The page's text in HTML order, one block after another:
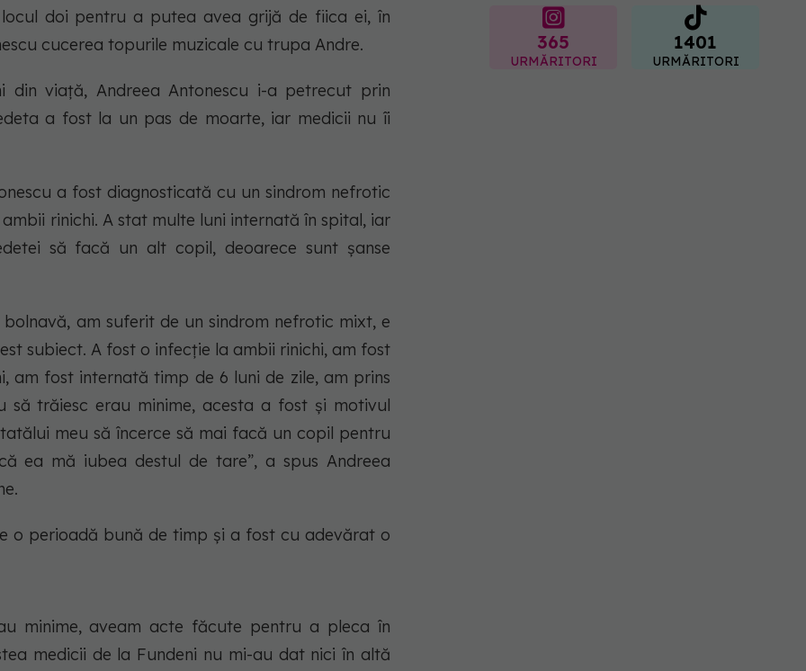
doi pentru a putea avea grijă de fiica ei, în
cucerea topurile muzicale cu trupa Andre.
viață, Andreea Antonescu i-a petrecut prin
a fost la un pas de moarte, iar medicii nu îi
a fost diagnosticată cu un sindrom nefrotic
rinichi. A stat multe luni internată în spital, iar
să facă un alt copil, deoarece sunt șanse
am suferit de un sindrom nefrotic mixt, e
subiect. A fost o infecție la ambii rinichi, am fost
am fost internată timp de 6 luni de zile, am prins
să trăiesc erau minime, acesta a fost și motivul
meu să încerce să mai facă un copil pentru
ea mă iubea destul de tare”, a spus Andreea
o perioadă bună de timp și a fost cu adevărat o
minime, aveam acte făcute pentru a pleca în
medicii de la Fundeni nu mi-au dat nici în altă
365
URMĂRITORI
1401
URMĂRITORI